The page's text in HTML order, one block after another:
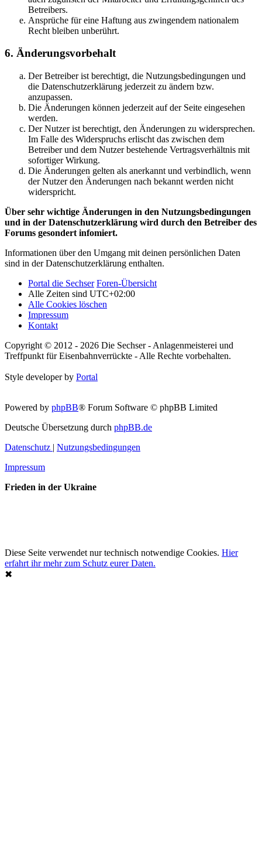
Betreibers.
Ansprüche für eine Haftung aus zwingendem nationalem
Recht bleiben unberührt.
6. Änderungsvorbehalt
Der Betreiber ist berechtigt, die Nutzungsbedingungen und
die Datenschutzerklärung jederzeit zu ändern bzw.
anzupassen.
Die Änderungen können jederzeit auf der Seite eingesehen
werden.
Der Nutzer ist berechtigt, den Änderungen zu widersprechen.
Im Falle des Widerspruchs erlischt das zwischen dem
Betreiber und dem Nutzer bestehende Vertragsverhältnis mit
sofortiger Wirkung.
Die Änderungen gelten als anerkannt und verbindlich, wenn
der Nutzer den Änderungen nach bekannt werden nicht
widerspricht.
Über sehr wichtige Änderungen in den Nutzungsbedingungen
und in der Datenschutzerklärung wird durch den Betreiber des
Forums gesondert infomiert.
Informationen über den Umgang mit deinen persönlichen Daten
sind in der Datenschutzerklärung enthalten.
Portal die Sechser Foren-Übersicht
Alle Zeiten sind UTC+02:00
Alle Cookies löschen
Impressum
Kontakt
Copyright © 2012 - 2026 Die Sechser - Anlagenmeisterei und
Treffpunkt für Eisenbahnverrückte - Alle Rechte vorbehalten.
Style developer by Portal
Powered by phpBB® Forum Software © phpBB Limited
Deutsche Übersetzung durch phpBB.de
Datenschutz | Nutzungsbedingungen
Impressum
Frieden in der Ukraine
Diese Seite verwendet nur technisch notwendige Cookies. Hier
erfahrt ihr mehr zum Schutz eurer Daten.
✖